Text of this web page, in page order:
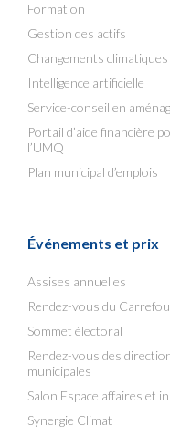
Formation
Gestion des actifs
Changements climatiques
Intelligence artificielle
Service-conseil en
Portail d’aide financière
l’UMQ
Plan municipal d’emplois
Événements et prix
Assises annuelles
Rendez-vous du
Sommet électoral
Rendez-vous des
municipales
Salon Espace affaires et
Synergie Climat